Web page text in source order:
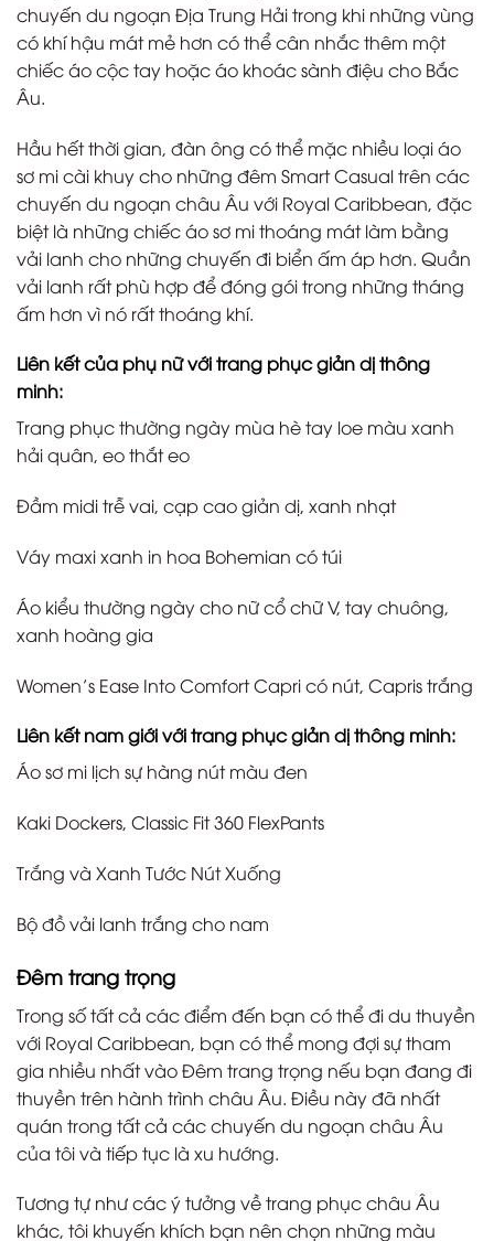
chuyến du ngoạn Địa Trung Hải trong khi những vùng
có khí hậu mát mẻ hơn có thể cân nhắc thêm một
chiếc áo cộc tay hoặc áo khoác sành điệu cho Bắc
Âu.
Hầu hết thời gian, đàn ông có thể mặc nhiều loại áo
sơ mi cài khuy cho những đêm Smart Casual trên các
chuyến du ngoạn châu Âu với Royal Caribbean, đặc
biệt là những chiếc áo sơ mi thoáng mát làm bằng
vải lanh cho những chuyến đi biển ấm áp hơn. Quần
vải lanh rất phù hợp để đóng gói trong những tháng
ấm hơn vì nó rất thoáng khí.
Liên kết của phụ nữ với trang phục giản dị thông
minh:
Trang phục thường ngày mùa hè tay loe màu xanh
hải quân, eo thắt eo
Đầm midi trễ vai, cạp cao giản dị, xanh nhạt
Váy maxi xanh in hoa Bohemian có túi
Áo kiểu thường ngày cho nữ cổ chữ V, tay chuông,
xanh hoàng gia
Women’s Ease Into Comfort Capri có nút, Capris trắng
Liên kết nam giới với trang phục giản dị thông minh:
Áo sơ mi lịch sự hàng nút màu đen
Kaki Dockers, Classic Fit 360 FlexPants
Trắng và Xanh Tước Nút Xuống
Bộ đồ vải lanh trắng cho nam
Đêm trang trọng
Trong số tất cả các điểm đến bạn có thể đi du thuyền
với Royal Caribbean, bạn có thể mong đợi sự tham
gia nhiều nhất vào Đêm trang trọng nếu bạn đang đi
thuyền trên hành trình châu Âu. Điều này đã nhất
quán trong tất cả các chuyến du ngoạn châu Âu
của tôi và tiếp tục là xu hướng.
Tương tự như các ý tưởng về trang phục châu Âu
khác, tôi khuyến khích bạn nên chọn những màu